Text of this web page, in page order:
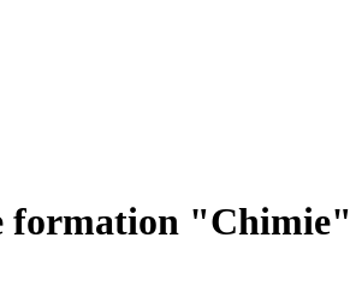
formation "Chimie"